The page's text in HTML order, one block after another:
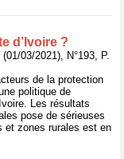
d’Ivoire ?
03/2021), N°193, P.
de la protection
politique de
Les résultats
pose de sérieuses
et zones rurales est en